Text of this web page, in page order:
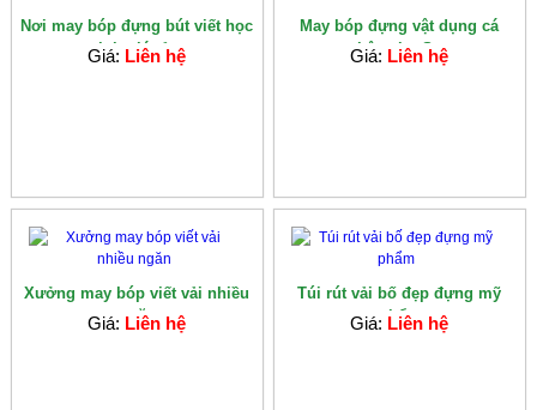
Nơi may bóp đựng bút viết học
sinh giá rẻ...
Giá: Liên hệ
May bóp đựng vật dụng cá
nhân cho Spa
Giá: Liên hệ
Xưởng may bóp viết vải nhiều
ngăn
Giá: Liên hệ
Túi rút vải bố đẹp đựng mỹ
phẩm
Giá: Liên hệ